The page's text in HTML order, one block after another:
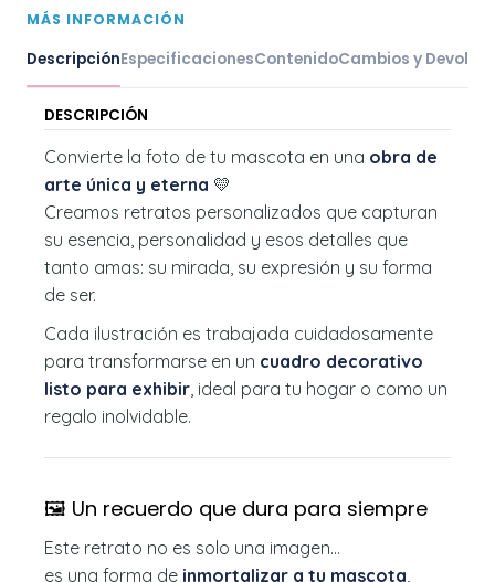
MÁS INFORMACIÓN
DescripciónEspecificacionesContenidoCambios y
DESCRIPCIÓN
Convierte la foto de tu mascota en una obra de
arte única y eterna 💛
Creamos retratos personalizados que capturan
su esencia, personalidad y esos detalles que
tanto amas: su mirada, su expresión y su forma
de ser.
Cada ilustración es trabajada cuidadosamente
para transformarse en un cuadro decorativo
listo para exhibir, ideal para tu hogar o como un
regalo inolvidable.
🖼️ Un recuerdo que dura para siempre
Este retrato no es solo una imagen…
es una forma de inmortalizar a tu mascota,